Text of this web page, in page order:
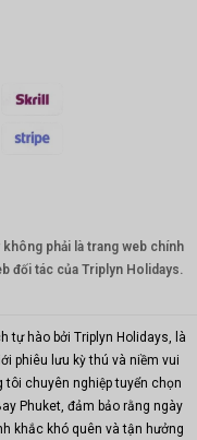
phải là trang web chính
đối tác của Triplyn Holidays.
tự hào bởi Triplyn Holidays, là
phiêu lưu kỳ thú và niềm vui
tôi chuyên nghiệp tuyển chọn
Phuket, đảm bảo rằng ngày
khắc khó quên và tận hưởng